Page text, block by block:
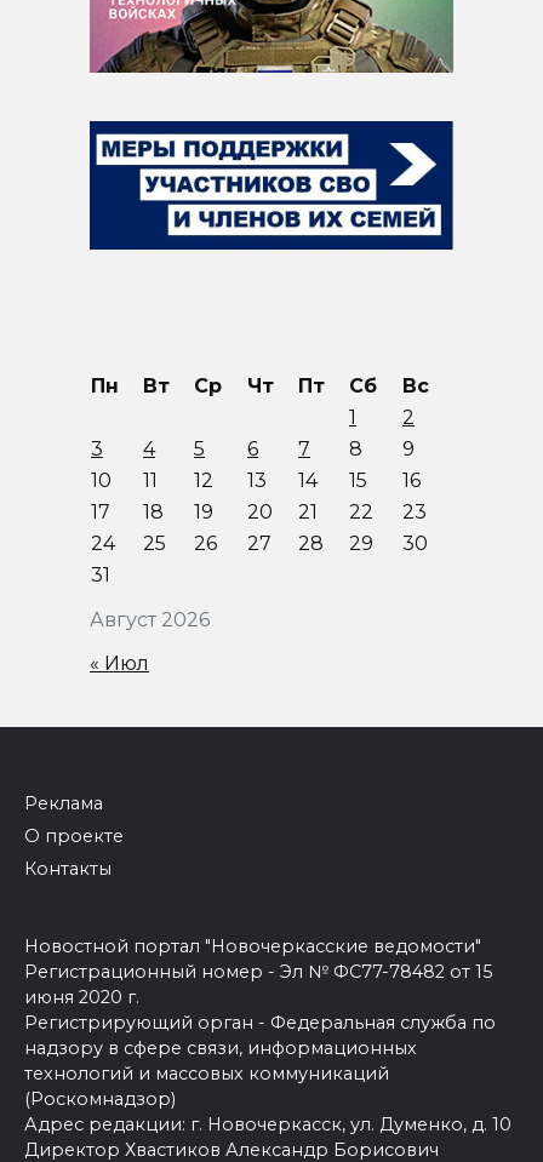
Август 2026
Пн Вт Ср Чт Пт Сб
Вс
1
2
3
4 5 6 7 8
9
10
11 12 13 14 15
16
17
18 19 20 21 22
23
24
25 26 27 28 29
30
31
« Июл
Реклама
О проекте
Контакты
Новостной портал "Новочеркасские ведомости"
Регистрационный номер - Эл № ФС77-78482 от 15
июня 2020 г.
Регистрирующий орган - Федеральная служба по
надзору в сфере связи, информационных
технологий и массовых коммуникаций
(Роскомнадзор)
Адрес редакции: г. Новочеркасск, ул. Думенко, д. 10
Директор Хвастиков Александр Борисович